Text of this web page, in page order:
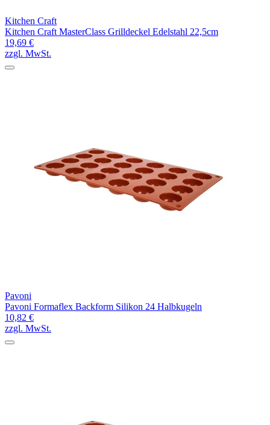
Kitchen Craft
Kitchen Craft MasterClass Grilldeckel Edelstahl 22,5cm
19,69 €
zzgl. MwSt.
Pavoni
Pavoni Formaflex Backform Silikon 24 Halbkugeln
10,82 €
zzgl. MwSt.